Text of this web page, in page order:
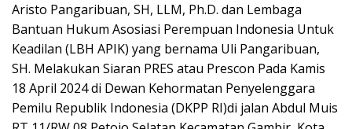
Aristo Pangaribuan, SH, LLM, Ph.D. dan Lembaga
Bantuan Hukum Asosiasi Perempuan Indonesia Untuk
Keadilan (LBH APIK) yang bernama Uli Pangaribuan,
SH. Melakukan Siaran PRES atau Prescon Pada Kamis
18 April 2024 di Dewan Kehormatan Penyelenggara
Pemilu Republik Indonesia (DKPP RI)di jalan Abdul Muis